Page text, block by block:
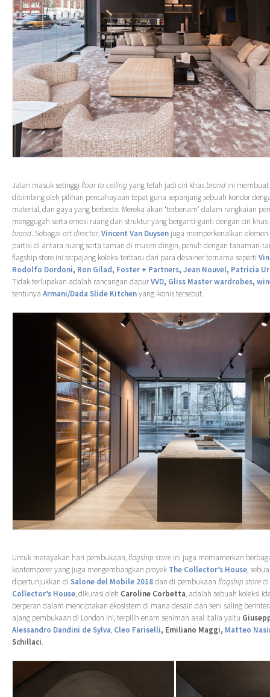
Jalan masuk setinggi floor to ceilingyang telah jadi ciri khasbrand ini
dibimbing oleh pilihan pencahayaan tepat guna sepanjang sebuah koridor
material, dan gaya yang berbeda. Mereka akan ‘terbenam’ dalam rangkaian
menggugah serta emosi ruang dan struktur yang berganti-ganti dengan ciri
brand. Sebagai art director,Vincent Van Duysen juga memperkenalkan
partisi di antara ruang serta taman di musim dingin, penuh dengan tanaman-
flagship store ini terpajang koleksi terbaru dari para desainer ternama seperti
Rodolfo Dordoni, Ron Gilad, Foster + Partners, Jean Nouvel, Patricia
Tidak terlupakan adalah rancangan dapurVVD, Gliss Master wardrobes,
tentunya Armani/Dada Slide Kitchenyang ikonis tersebut.
Untuk merayakan hari pembukaan,flagship store ini juga memamerkan
kontemporer yang juga mengembangkan proyek The Collector’s House,
dipertunjukkan di Salone del Mobile 2018dan di pembukaan flagship storedi
Collector’s House, dikurasi oleh Caroline Corbetta, adalah sebuah koleksi
berperan dalam menciptakan ekosistem di mana desain dan seni saling
ajang pembukaan di London ini, terpilih enam seniman asal Italia yaitu
Alessandro Dandini de Sylva, Cleo Fariselli, Emiliano Maggi, Matteo
Schillaci.